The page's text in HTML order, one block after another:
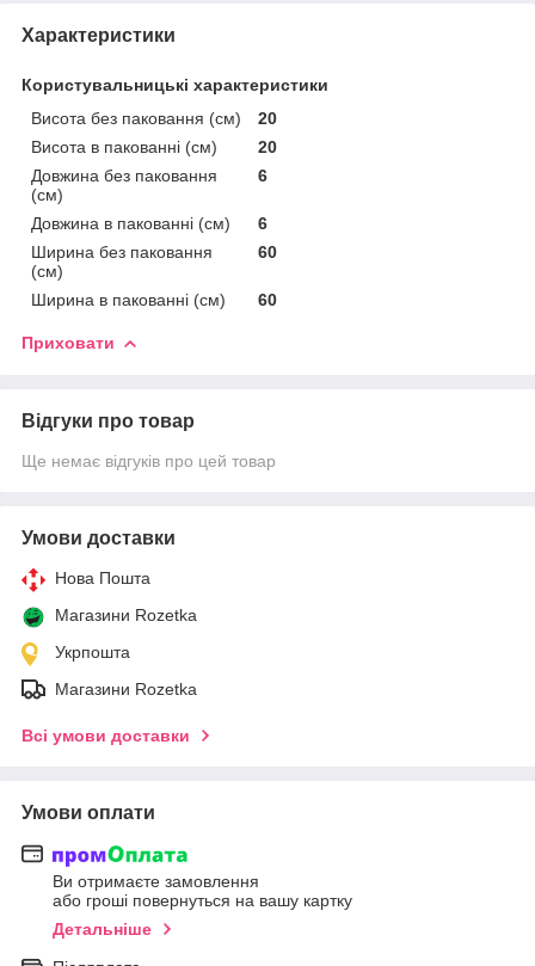
Характеристики
Користувальницькі характеристики
Висота без паковання (см)
20
Висота в пакованні (см)
20
Довжина без паковання
(см)
6
Довжина в пакованні (см)
6
Ширина без паковання
(см)
60
Ширина в пакованні (см) 60
Приховати
Відгуки про товар
Ще немає відгуків про цей товар
Умови доставки
Нова Пошта
Магазини Rozetka
Укрпошта
Магазини Rozetka
Всі умови доставки
Умови оплати
Ви отримаєте замовлення
або гроші повернуться на вашу картку
Детальніше